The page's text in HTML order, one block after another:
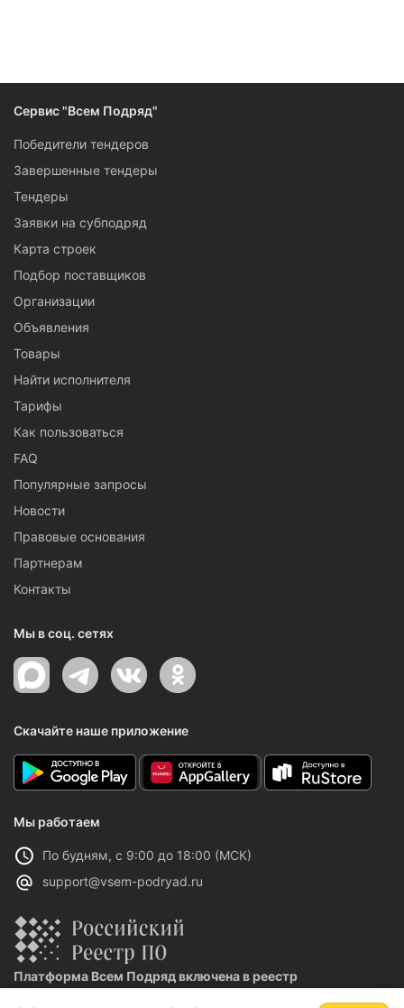
Сервис "Всем Подряд"
Победители тендеров
Завершенные тендеры
Тендеры
Заявки на субподряд
Карта строек
Подбор поставщиков
Организации
Объявления
Товары
Найти исполнителя
Тарифы
Как пользоваться
FAQ
Популярные запросы
Новости
Правовые основания
Партнерам
Контакты
Мы в соц. сетях
Скачайте наше приложение
Мы работаем
По будням, с 9:00 до 18:00 (МСК)
support@vsem-podryad.ru
Платформа Всем Подряд включена в реестр